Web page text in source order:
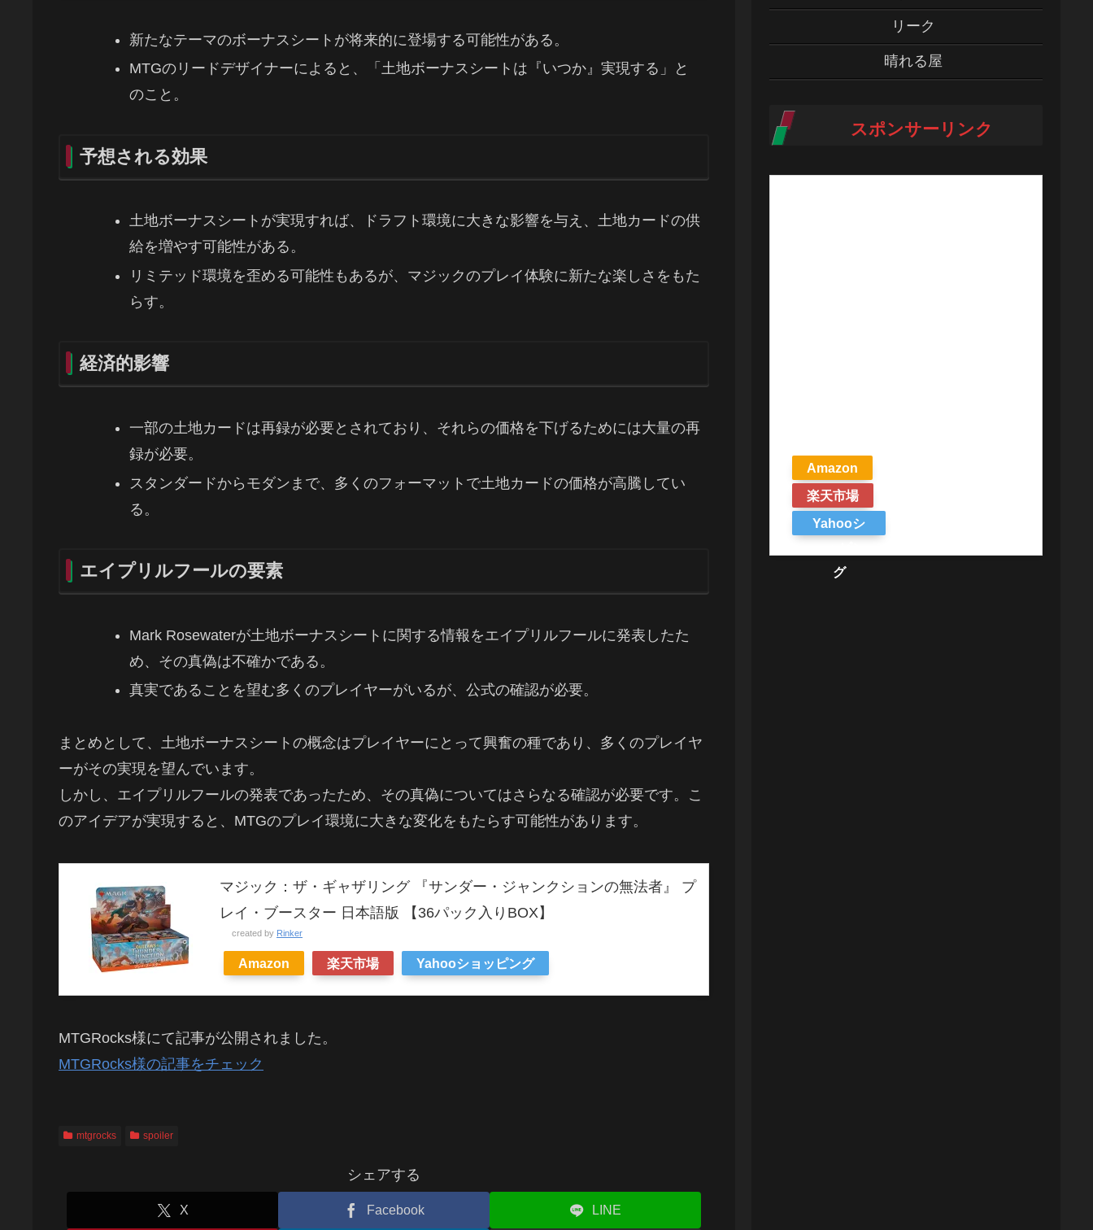
新たなテーマのボーナスシートが将来的に登場する可能性がある。
MTGのリードデザイナーによると、「土地ボーナスシートは『いつか』実現する」と
のこと。
予想される効果
土地ボーナスシートが実現すれば、ドラフト環境に大きな影響を与え、土地カードの供
給を増やす可能性がある。
リミテッド環境を歪める可能性もあるが、マジックのプレイ体験に新たな楽しさをもた
らす。
経済的影響
一部の土地カードは再録が必要とされており、それらの価格を下げるためには大量の再
録が必要。
スタンダードからモダンまで、多くのフォーマットで土地カードの価格が高騰してい
る。
エイプリルフールの要素
Mark Rosewaterが土地ボーナスシートに関する情報をエイプリルフールに発表したた
め、その真偽は不確かである。
真実であることを望む多くのプレイヤーがいるが、公式の確認が必要。
まとめとして、土地ボーナスシートの概念はプレイヤーにとって興奮の種であり、多くのプレイヤ
ーがその実現を望んでいます。
しかし、エイプリルフールの発表であったため、その真偽についてはさらなる確認が必要です。こ
のアイデアが実現すると、MTGのプレイ環境に大きな変化をもたらす可能性があります。
マジック：ザ・ギャザリング 『サンダー・ジャンクションの無法者』 プ
レイ・ブースター 日本語版 【36パック入りBOX】
created by Rinker
Amazon 楽天市場 Yahooショッピング
MTGRocks様にて記事が公開されました。
MTGRocks様の記事をチェック
mtgrocks spoiler
シェアする
X Facebook LINE
リーク
晴れる屋
スポンサーリンク
Amazon
楽天市場
Yahooシ
グ